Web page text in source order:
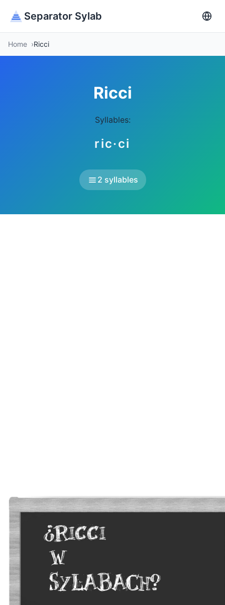
Separator Sylab
Home Ricci
Ricci
Syllables:
ric·ci
2 syllables